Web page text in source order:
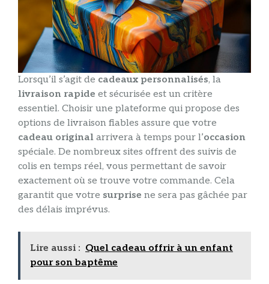
Lorsqu’il s’agit de cadeaux personnalisés, la
livraison rapide et sécurisée est un critère
essentiel. Choisir une plateforme qui propose des
options de livraison fiables assure que votre
cadeau original arrivera à temps pour l’occasion
spéciale. De nombreux sites offrent des suivis de
colis en temps réel, vous permettant de savoir
exactement où se trouve votre commande. Cela
garantit que votre surprise ne sera pas gâchée par
des délais imprévus.
Lire aussi : Quel cadeau offrir à un enfant
pour son baptême